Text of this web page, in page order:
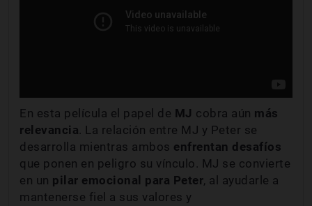
En esta película el papel de MJ cobra aún más
relevancia. La relación entre MJ y Peter se
desarrolla mientras ambos enfrentan desafíos
que ponen en peligro su vínculo. MJ se convierte
en un pilar emocional para Peter, al ayudarle a
mantenerse fiel a sus valores y